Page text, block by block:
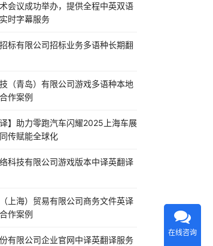
会议成功举办，提供全程中英双语
时字幕服务
标有限公司招标业务多语种长期翻
（青岛）有限公司游戏多语种本地
作案例
译】助力零跑汽车闪耀2025上海车展
传赋能全球化
科技有限公司游戏版本中译英翻译
上海）贸易有限公司商务文件英译
作案例
有限公司企业官网中译英翻译服务
在线咨询